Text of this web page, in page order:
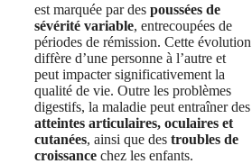
est marquée par des poussées de
sévérité variable, entrecoupées de
périodes de rémission. Cette évolution
diffère d’une personne à l’autre et
peut impacter significativement la
qualité de vie. Outre les problèmes
digestifs, la maladie peut entraîner des
atteintes articulaires, oculaires et
cutanées, ainsi que des troubles de
croissance chez les enfants.